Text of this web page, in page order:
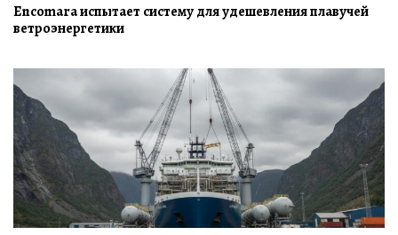
Encomara испытает систему для удешевления плавучей
ветроэнергетики